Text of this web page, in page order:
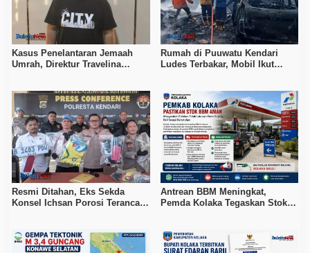
Kasus Penelantaran Jemaah
Umrah, Direktur Travelina
Rumah di Puuwatu Kendari
Ludes Terbakar, Mobil Ikut
Resmi Ditahan, Eks Sekda
Konsel Ichsan Porosi Terancam
Antrean BBM Meningkat,
Pemda Kolaka Tegaskan Stok